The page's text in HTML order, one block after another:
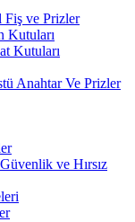
Fiş ve Prizler
Kutuları
Kutuları
Anahtar Ve Prizler
Güvenlik ve Hırsız